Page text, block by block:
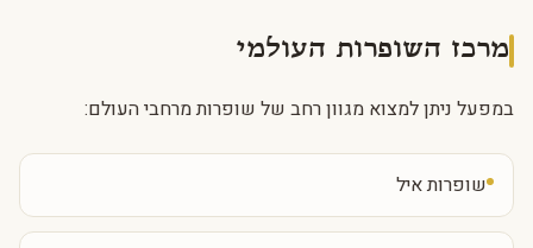
מרכז השופרות העולמי
במפעל ניתן למצוא מגוון רחב של שופרות מרחבי העולם:
שופרות איל